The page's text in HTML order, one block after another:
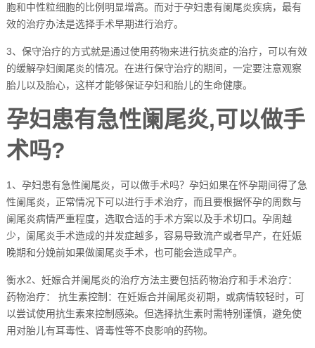
胞和中性粒细胞的比例明显增高。而对于孕妇患有阑尾炎疾病，最有
效的治疗办法是选择手术早期进行治疗。
3、保守治疗的方式就是通过使用药物来进行抗炎症的治疗，可以有效
的缓解孕妇阑尾炎的情况。在进行保守治疗的期间，一定要注意观察
胎儿以及胎心，这样才能够保证孕妇和胎儿的生命健康。
孕妇患有急性阑尾炎,可以做手
术吗?
1、孕妇患有急性阑尾炎，可以做手术吗？孕妇如果在怀孕期间得了急
性阑尾炎，正常情况下可以进行手术治疗，而且要根据怀孕的周数与
阑尾炎病情严重程度，选取合适的手术方案以及手术切口。孕周越
少，阑尾炎手术造成的并发症越多，容易导致流产或者早产，在妊娠
晚期和分娩前如果做阑尾炎手术，也可能会造成早产。
衡水2、妊娠合并阑尾炎的治疗方法主要包括药物治疗和手术治疗：
药物治疗： 抗生素控制：在妊娠合并阑尾炎初期，或病情较轻时，可
以尝试使用抗生素来控制感染。但选择抗生素时需特别谨慎，避免使
用对胎儿有耳毒性、肾毒性等不良影响的药物。